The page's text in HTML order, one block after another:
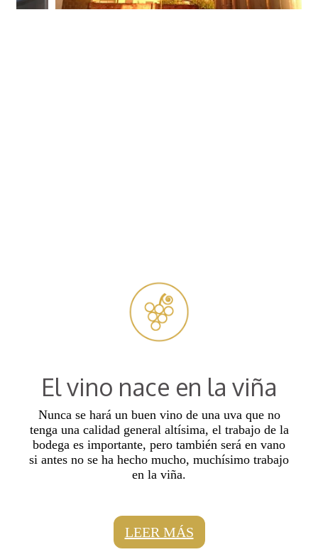
El vino nace en la viña
Nunca se hará un buen vino de una uva que no
tenga una calidad general altísima, el trabajo de la
bodega es importante, pero también será en vano
si antes no se ha hecho mucho, muchísimo trabajo
en la viña.
LEER MÁS